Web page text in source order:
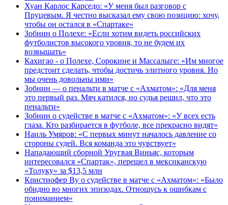
Хуан Карлос Карседо: «У меня был разговор с
Пруцевым. Я честно высказал ему свою позицию: хочу,
чтобы он остался в «Спартаке»
Зобнин о Полехе: «Если хотим видеть российских
футболистов высокого уровня, то не будем их
возвышать»
Кахигао - о Полехе, Сорокине и Массалыге: «Им многое
предстоит сделать, чтобы достичь элитного уровня. Но
мы очень довольны ими»
Зобнин — о пенальти в матче с «Ахматом»: «Для меня
это первый раз. Мяч катился, но судья решил, что это
пенальти»
Зобнин о судействе в матче с «Ахматом»: «У всех есть
глаза. Кто разбирается в футболе, все прекрасно видят»
Наиль Умяров: «С первых минут началось давление со
стороны судей. Вся команда это чувствует»
Нападающий сборной Уругвая Виньяс, которым
интересовался «Спартак», перешел в мексиканскую
«Толуку» за $13,5 млн
Кристиофер Ву о судействе в матче с «Ахматом»: «Было
обидно во многих эпизодах. Отношусь к ошибкам с
пониманием»